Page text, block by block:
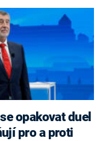
pro a proti